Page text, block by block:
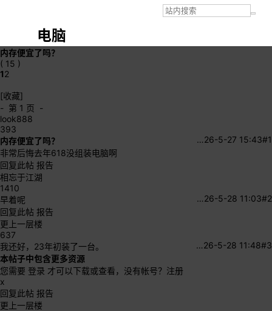
电脑
内存便宜了吗？
( 15 )
12
[收藏]
- 第 1 页 -
look888
393
#1
26-5-27 15:43
…
内存便宜了吗？
非常后悔去年618没组装电脑啊
回复此帖 报告
相忘于江湖
1410
#2
26-5-28 11:03
…
早着呢
回复此帖 报告
更上一层楼
637
#3
26-5-28 11:48
…
我还好，23年初装了一台。
本帖子中包含更多资源
您需要 登录 才可以下载或查看，没有帐号？ 注册
x
回复此帖 报告
更上一层楼